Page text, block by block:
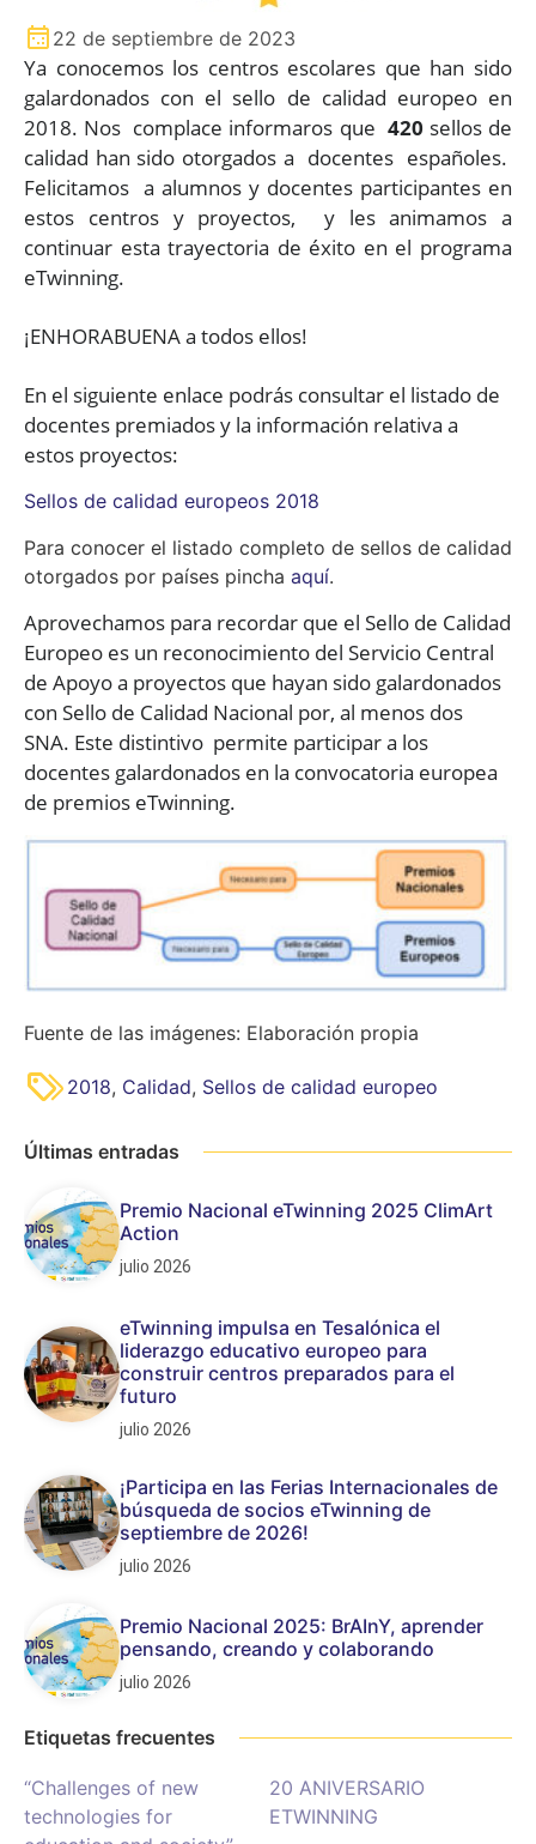
22 de septiembre de 2023
Ya conocemos los centros escolares que han sido
galardonados con el sello de calidad europeo en
2018. Nos complace informaros que 420 sellos de
calidad han sido otorgados a docentes españoles.
Felicitamos a alumnos y docentes participantes en
estos centros y proyectos, y les animamos a
continuar esta trayectoria de éxito en el programa
eTwinning.
¡ENHORABUENA a todos ellos!
En el siguiente enlace podrás consultar el listado de
docentes premiados y la información relativa a
estos proyectos:
Sellos de calidad europeos 2018
Para conocer el listado completo de sellos de calidad
otorgados por países pincha aquí.
Aprovechamos para recordar que el Sello de Calidad
Europeo es un reconocimiento del Servicio Central
de Apoyo a proyectos que hayan sido galardonados
con Sello de Calidad Nacional por, al menos dos
SNA. Este distintivo permite participar a los
docentes galardonados en la convocatoria europea
de premios eTwinning.
Fuente de las imágenes: Elaboración propia
2018, Calidad, Sellos de calidad europeo
Últimas entradas
Premio Nacional eTwinning 2025 ClimArt
Action
julio 2026
eTwinning impulsa en Tesalónica el
liderazgo educativo europeo para
construir centros preparados para el
futuro
julio 2026
¡Participa en las Ferias Internacionales de
búsqueda de socios eTwinning de
septiembre de 2026!
julio 2026
Premio Nacional 2025: BrAInY, aprender
pensando, creando y colaborando
julio 2026
Etiquetas frecuentes
“Challenges of new
technologies for
20 ANIVERSARIO
ETWINNING